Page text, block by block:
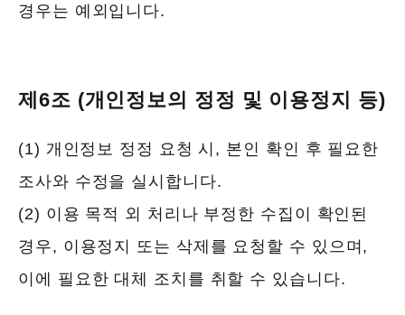
경우는 예외입니다.
제6조 (개인정보의 정정 및 이용정지 등)
(1) 개인정보 정정 요청 시, 본인 확인 후 필요한
조사와 수정을 실시합니다.
(2) 이용 목적 외 처리나 부정한 수집이 확인된
경우, 이용정지 또는 삭제를 요청할 수 있으며,
이에 필요한 대체 조치를 취할 수 있습니다.